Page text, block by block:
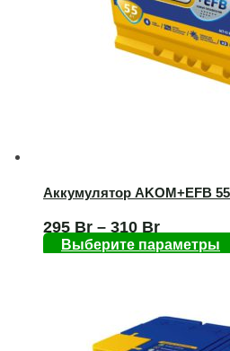
Аккумулятор AKOM+EFB
295 Br – 310 Br
Выберите параметры